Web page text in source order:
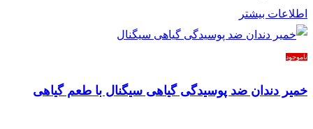
اطلاعات بیشتر
ناموجود
خمیر دندان ضد پوسیدگی گیاهی سیگنال با طعم گیاهی